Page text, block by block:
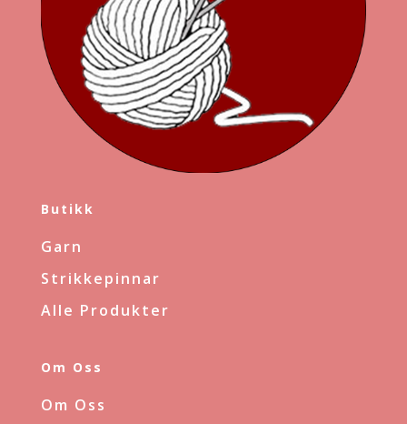
Butikk
Garn
Strikkepinnar
Alle Produkter
Om Oss
Om Oss